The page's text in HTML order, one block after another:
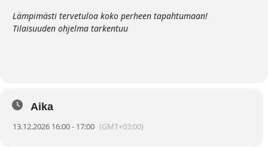
Lämpimästi tervetuloa koko perheen tapahtumaan!
Tilaisuuden ohjelma tarkentuu
Aika
13.12.2026 16:00 - 17:00 (GMT+03:00)